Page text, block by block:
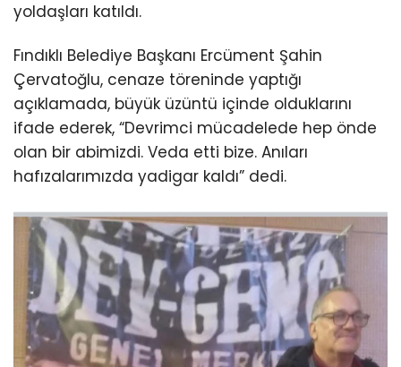
yoldaşları katıldı.
Fındıklı Belediye Başkanı Ercüment Şahin
Çervatoğlu, cenaze töreninde yaptığı
açıklamada, büyük üzüntü içinde olduklarını
ifade ederek, “Devrimci mücadelede hep önde
olan bir abimizdi. Veda etti bize. Anıları
hafızalarımızda yadigar kaldı” dedi.